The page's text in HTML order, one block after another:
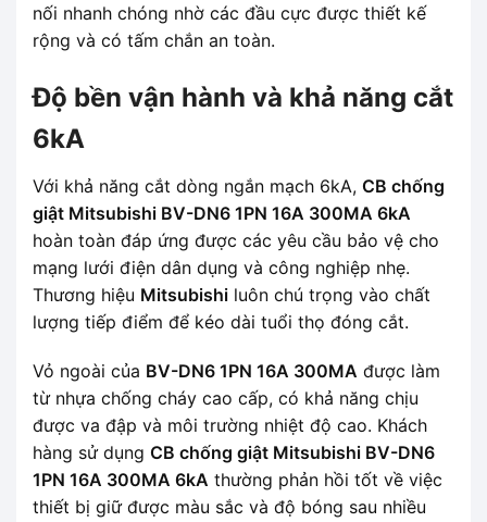
nối nhanh chóng nhờ các đầu cực được thiết kế
rộng và có tấm chắn an toàn.
Độ bền vận hành và khả năng cắt
6kA
Với khả năng cắt dòng ngắn mạch 6kA, CB chống
giật Mitsubishi BV-DN6 1PN 16A 300MA 6kA
hoàn toàn đáp ứng được các yêu cầu bảo vệ cho
mạng lưới điện dân dụng và công nghiệp nhẹ.
Thương hiệu Mitsubishi luôn chú trọng vào chất
lượng tiếp điểm để kéo dài tuổi thọ đóng cắt.
Vỏ ngoài của BV-DN6 1PN 16A 300MA được làm
từ nhựa chống cháy cao cấp, có khả năng chịu
được va đập và môi trường nhiệt độ cao. Khách
hàng sử dụng CB chống giật Mitsubishi BV-DN6
1PN 16A 300MA 6kA thường phản hồi tốt về việc
thiết bị giữ được màu sắc và độ bóng sau nhiều